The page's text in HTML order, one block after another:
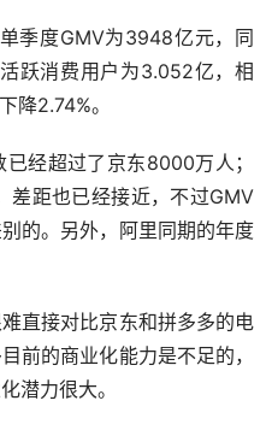
季度GMV为3948亿元，同
跃消费用户为3.052亿，相
降2.74%。
经超过了京东8000万人；
差距也已经接近，不过GMV
的。另外，阿里同期的年度
直接对比京东和拼多多的电
前的商业化能力是不足的，
潜力很大。